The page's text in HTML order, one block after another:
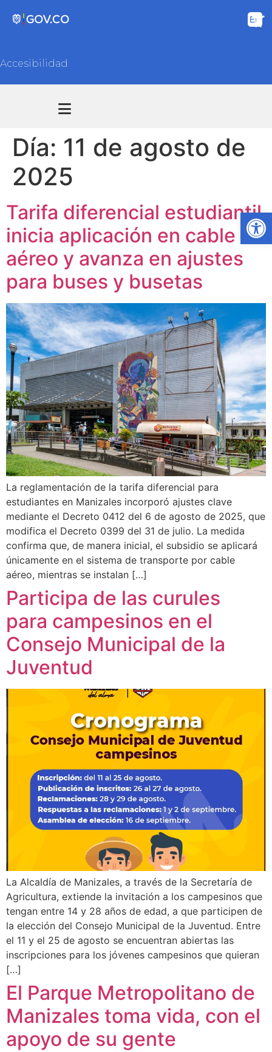
Accesibilidad
Día: 11 de agosto de
2025
Tarifa diferencial estudiantil
inicia aplicación en cable
aéreo y avanza en ajustes
para buses y busetas
La reglamentación de la tarifa diferencial para
estudiantes en Manizales incorporó ajustes clave
mediante el Decreto 0412 del 6 de agosto de 2025, que
modifica el Decreto 0399 del 31 de julio. La medida
confirma que, de manera inicial, el subsidio se aplicará
únicamente en el sistema de transporte por cable
aéreo, mientras se instalan […]
Participa de las curules
para campesinos en el
Consejo Municipal de la
Juventud
La Alcaldía de Manizales, a través de la Secretaría de
Agricultura, extiende la invitación a los campesinos que
tengan entre 14 y 28 años de edad, a que participen de
la elección del Consejo Municipal de la Juventud. Entre
el 11 y el 25 de agosto se encuentran abiertas las
inscripciones para los jóvenes campesinos que quieran
[…]
El Parque Metropolitano de
Manizales toma vida, con el
apoyo de su gente